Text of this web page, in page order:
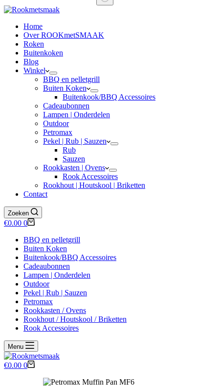
Home
Over ROOKmetSMAAK
Roken
Buitenkoken
Blog
Winkel
BBQ en pelletgrill
Buiten Koken
Buitenkook/BBQ Accessoires
Cadeaubonnen
Lampen | Onderdelen
Outdoor
Petromax
Pekel | Rub | Sauzen
Rub
Sauzen
Rookkasten | Ovens
Rook Accessoires
Rookhout | Houtskool | Briketten
Contact
Zoeken
Winkelwagen
€0.00 0
BBQ en pelletgrill
Buiten Koken
Buitenkook/BBQ Accessoires
Cadeaubonnen
Lampen | Onderdelen
Outdoor
Pekel | Rub | Sauzen
Petromax
Rookkasten / Ovens
Rookhout / Houtskool / Briketten
Rook Accessoires
Menu
Winkelwagen
€0.00 0